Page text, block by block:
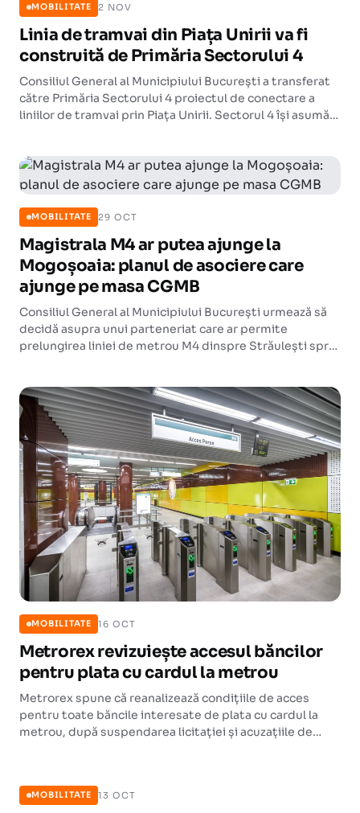
MOBILITATE 2 NOV
Linia de tramvai din Piața Unirii va fi
construită de Primăria Sectorului 4
Consiliul General al Municipiului București a transferat
către Primăria Sectorului 4 proiectul de conectare a
liniilor de tramvai prin Piața Unirii. Sectorul 4 își asumă
MOBILITATE 29 OCT
Magistrala M4 ar putea ajunge la
Mogoșoaia: planul de asociere care
ajunge pe masa CGMB
Consiliul General al Municipiului București urmează să
decidă asupra unui parteneriat care ar permite
prelungirea liniei de metrou M4 dinspre Străulești spre
MOBILITATE 16 OCT
Metrorex revizuiește accesul băncilor
pentru plata cu cardul la metrou
Metrorex spune că reanalizează condițiile de acces
pentru toate băncile interesate de plata cu cardul la
metrou, după suspendarea licitației și acuzațiile de
MOBILITATE 13 OCT